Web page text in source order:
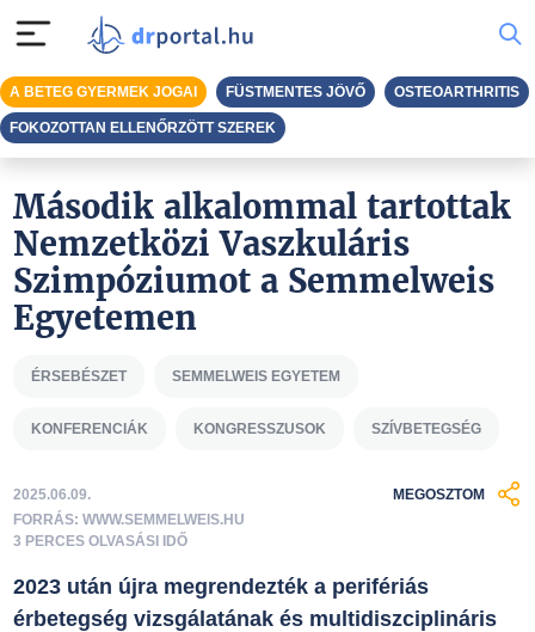
Második alkalommal tartottak
Nemzetközi Vaszkuláris
Szimpóziumot a Semmelweis
Egyetemen
ÉRSEBÉSZET SEMMELWEIS EGYETEM
KONFERENCIÁK KONGRESSZUSOK SZÍVBETEGSÉG
2025.06.09.
FORRÁS: WWW.SEMMELWEIS.HU
3 PERCES OLVASÁSI IDŐ
MEGOSZTOM
2023 után újra megrendezték a perifériás
érbetegség vizsgálatának és multidiszciplináris
A BETEG GYERMEK JOGAI FÜSTMENTES JÖVŐ OSTEOARTHRITIS
FOKOZOTTAN ELLENŐRZÖTT SZEREK